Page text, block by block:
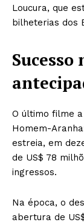
Loucura, que
bilheterias dos
Sucesso
O último filme
Homem-
estreia, em
de US$ 78
ingressos.
Na época, o
abertura de